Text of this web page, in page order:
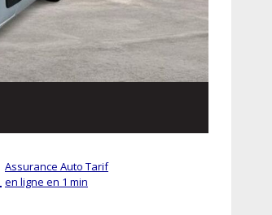
Assurance Auto Tarif
en ligne en 1 min